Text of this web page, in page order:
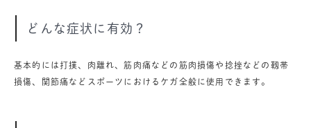
どんな症状に有効？
基本的には打撲、肉離れ、筋肉痛などの筋肉損傷や捻挫などの靱帯
損傷、関節痛などスポーツにおけるケガ全般に使用できます。